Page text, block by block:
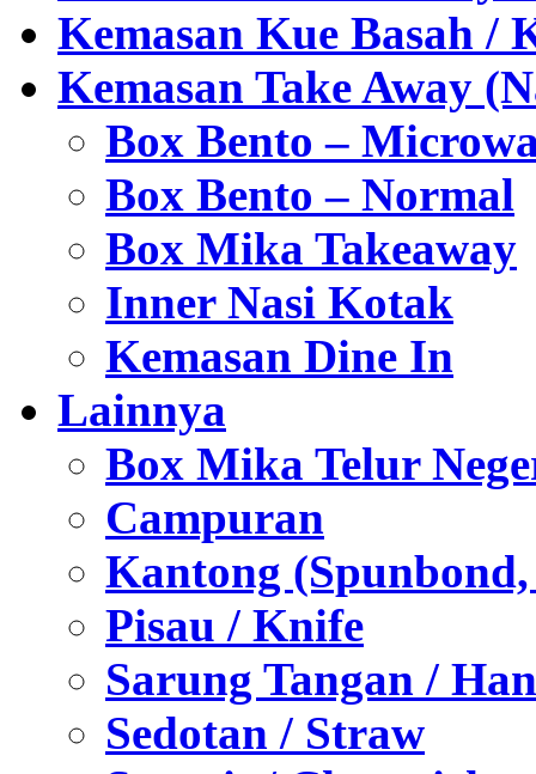
Kemasan Kue Basah /
Kemasan Take Away
Box Bento –
Box Bento – Normal
Box Mika Takeaway
Inner Nasi Kotak
Kemasan Dine In
Lainnya
Box Mika Telur
Campuran
Kantong
Pisau / Knife
Sarung Tangan /
Sedotan / Straw